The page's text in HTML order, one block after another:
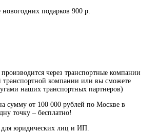
подарков 900 р.
через транспортные компании
компании или вы сможете
наших транспортных партнеров)
сумму от 100 000 рублей по Москве в
точку – бесплатно!
для юридических лиц и ИП.